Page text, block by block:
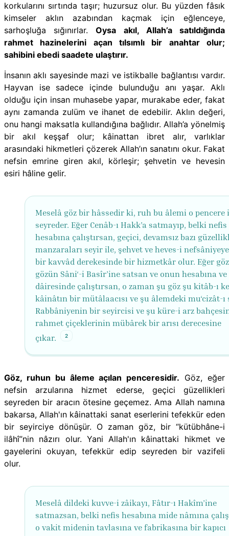
korkularını sırtında taşır; huzursuz olur. Bu yüzden fâsık
kimseler aklın azabından kaçmak için eğlenceye,
sarhoşluğa sığınırlar.Oysa akıl, Allah’a satıldığında
rahmet hazinelerini açan tılsımlı bir anahtar olur;
sahibini ebedi saadete ulaştırır.
İnsanın aklı sayesinde mazi ve istikballe bağlantısı vardır.
Hayvan ise sadece içinde bulunduğu anı yaşar. Aklı
olduğu için insan muhasebe yapar, murakabe eder, fakat
aynı zamanda zulüm ve ihanet de edebilir. Aklın değeri,
onu hangi maksatla kullandığına bağlıdır. Allah’a yönelmiş
bir akıl keşşaf olur; kâinattan ibret alır, varlıklar
arasındaki hikmetleri çözerek Allah’ın sanatını okur. Fakat
nefsin emrine giren akıl, körleşir; şehvetin ve hevesin
esiri hâline gelir.
Meselâ göz bir hâssedir ki, ruh bu âlemi o pencere
seyreder. Eğer Cenâb-ı Hakk’a satmayıp, belki nefis
hesabına çalıştırsan, geçici, devamsız bazı
manzaraları seyir ile, şehvet ve heves-i nefsâniyeye
bir kavvâd derekesinde bir hizmetkâr olur. Eğer
gözün Sâni‘-i Basîr’ine satsan ve onun hesabına
dâiresinde çalıştırsan, o zaman şu göz şu kitâb-ı
kâinâtın bir mütâlaacısı ve şu âlemdeki mu‘cizât-ı
Rabbâniyenin bir seyircisi ve şu küre-i arz
rahmet çiçeklerinin mübârek bir arısı derecesine
çıkar.
2
Göz, ruhun bu âleme açılan penceresidir. Göz, eğer
nefsin arzularına hizmet ederse, geçici güzellikleri
seyreden bir aracın ötesine geçemez. Ama Allah namına
bakarsa, Allah'ın kâinattaki sanat eserlerini tefekkür eden
bir seyirciye dönüşür. O zaman göz, bir “kütübhâne-i
ilâhî”nin nâzırı olur. Yani Allah'ın kâinattaki hikmet ve
gayelerini okuyan, tefekkür edip seyreden bir vazifeli
olur.
Meselâ dildeki kuvve-i zâikayı, Fâtır-ı Hakîm’ine
satmazsan, belki nefis hesabına mide nâmına
o vakit midenin tavlasına ve fabrikasına bir kapıcı